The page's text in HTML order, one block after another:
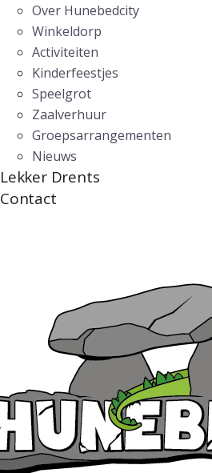
Over Hunebedcity
Winkeldorp
Activiteiten
Kinderfeestjes
Speelgrot
Zaalverhuur
Groepsarrangementen
Nieuws
Lekker Drents
Contact